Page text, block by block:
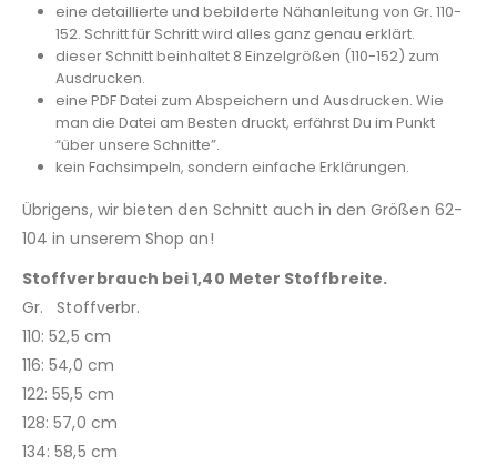
eine detaillierte und bebilderte Nähanleitung von Gr. 110-
152. Schritt für Schritt wird alles ganz genau erklärt.
dieser Schnitt beinhaltet 8 Einzelgrößen (110-152) zum
Ausdrucken.
eine PDF Datei zum Abspeichern und Ausdrucken. Wie
man die Datei am Besten druckt, erfährst Du im Punkt
“über unsere Schnitte”.
kein Fachsimpeln, sondern einfache Erklärungen.
Übrigens, wir bieten den Schnitt auch in den Größen 62-
104 in unserem Shop an!
Stoffverbrauch bei 1,40 Meter Stoffbreite.
Gr. Stoffverbr.
110: 52,5 cm
116: 54,0 cm
122: 55,5 cm
128: 57,0 cm
134: 58,5 cm